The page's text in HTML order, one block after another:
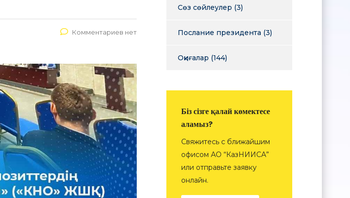
Комментариев нет
Сөз сөйлеулер (3)
Послание президента (3)
Оқиғалар (144)
Біз сізге қалай көмектесе
аламыз?
Свяжитесь с ближайшим
офисом АО “КазНИИСА”
или отправьте заявку
онлайн.